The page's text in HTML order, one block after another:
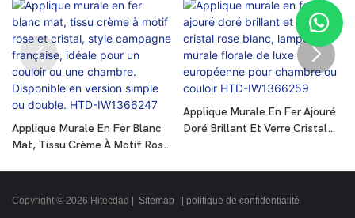
Applique Murale En Fer Blanc
Mat, Tissu Crème À Motif Rose
Couloir Ou Une Chambre.
Applique Murale En Fer Ajouré
Doré Brillant Et Verre Cristal
IW1366259
Copyright © 2026 Hitecdad | Sitemap politique de confidentialité